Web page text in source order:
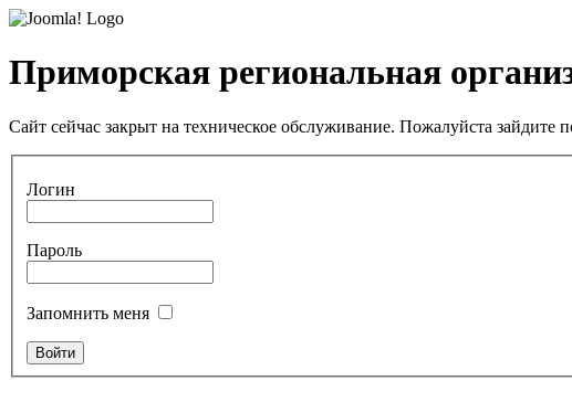
Приморская региональная
Сайт сейчас закрыт на техническое обслуживание. Пожалуйста зайдите
Логин
Пароль
Запомнить меня